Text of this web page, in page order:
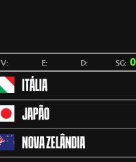
V: E: D: SG: 0
ITÁLIA
JAPÃO
NOVA ZELÂNDIA